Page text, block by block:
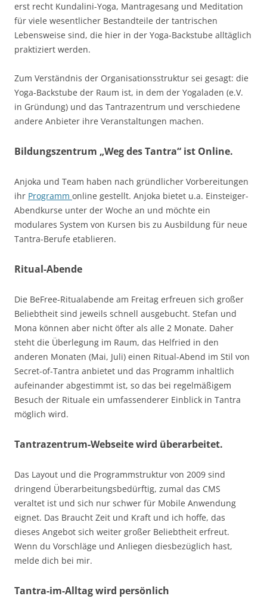
erst recht Kundalini-Yoga, Mantragesang und Meditation
für viele wesentlicher Bestandteile der tantrischen
Lebensweise sind, die hier in der Yoga-Backstube alltäglich
praktiziert werden.
Zum Verständnis der Organisationsstruktur sei gesagt: die
Yoga-Backstube der Raum ist, in dem der Yogaladen (e.V.
in Gründung) und das Tantrazentrum und verschiedene
andere Anbieter ihre Veranstaltungen machen.
Bildungszentrum „Weg des Tantra“ ist Online.
Anjoka und Team haben nach gründlicher Vorbereitungen
ihr Programm online gestellt. Anjoka bietet u.a. Einsteiger-
Abendkurse unter der Woche an und möchte ein
modulares System von Kursen bis zu Ausbildung für neue
Tantra-Berufe etablieren.
Ritual-Abende
Die BeFree-Ritualabende am Freitag erfreuen sich großer
Beliebtheit sind jeweils schnell ausgebucht. Stefan und
Mona können aber nicht öfter als alle 2 Monate. Daher
steht die Überlegung im Raum, das Helfried in den
anderen Monaten (Mai, Juli) einen Ritual-Abend im Stil von
Secret-of-Tantra anbietet und das Programm inhaltlich
aufeinander abgestimmt ist, so das bei regelmäßigem
Besuch der Rituale ein umfassenderer Einblick in Tantra
möglich wird.
Tantrazentrum-Webseite wird überarbeitet.
Das Layout und die Programmstruktur von 2009 sind
dringend Überarbeitungsbedürftig, zumal das CMS
veraltet ist und sich nur schwer für Mobile Anwendung
eignet. Das Braucht Zeit und Kraft und ich hoffe, das
dieses Angebot sich weiter großer Beliebtheit erfreut.
Wenn du Vorschläge und Anliegen diesbezüglich hast,
melde dich bei mir.
Tantra-im-Alltag wird persönlich